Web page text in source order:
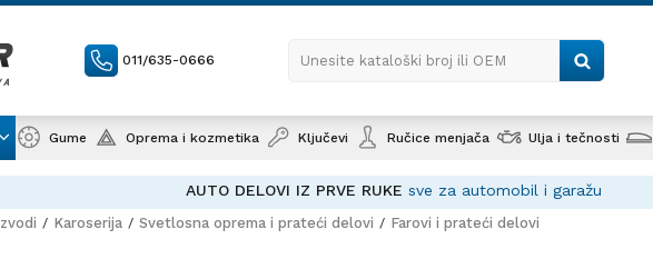
011/635-0666 Unesite kataloški broj ili OEM
Gume Oprema i kozmetika Ključevi Ručice menjača Ulja i tečnosti
AUTO DELOVI IZ PRVE RUKE sve za automobil i garažu
Karoserija Svetlosna oprema i prateći delovi Farovi i prateći delovi